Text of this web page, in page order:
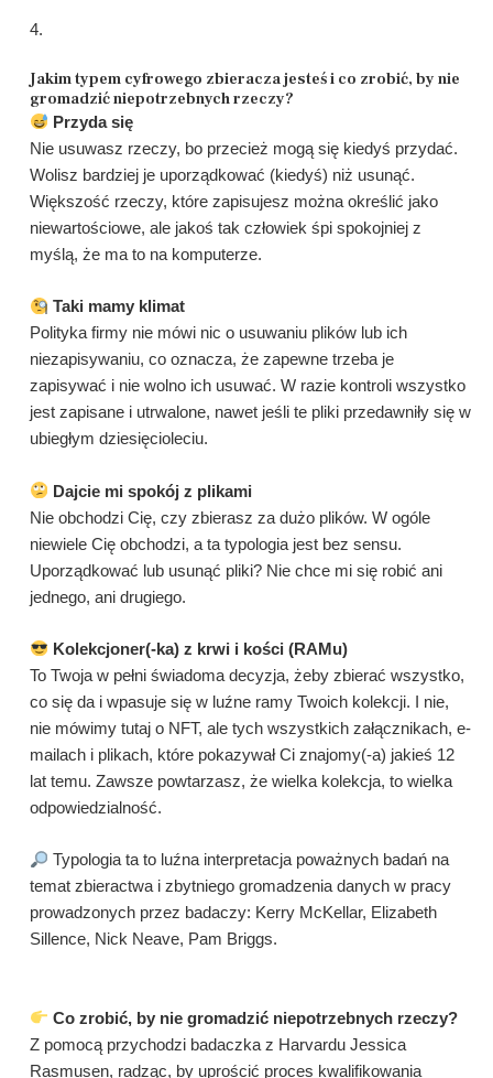
4.
Jakim typem cyfrowego zbieracza jesteś i co zrobić, by nie
gromadzić niepotrzebnych rzeczy?
Przyda się
Nie usuwasz rzeczy, bo przecież mogą się kiedyś przydać.
Wolisz bardziej je uporządkować (kiedyś) niż usunąć.
Większość rzeczy, które zapisujesz można określić jako
niewartościowe, ale jakoś tak człowiek śpi spokojniej z
myślą, że ma to na komputerze.
Taki mamy klimat
Polityka firmy nie mówi nic o usuwaniu plików lub ich
niezapisywaniu, co oznacza, że zapewne trzeba je
zapisywać i nie wolno ich usuwać. W razie kontroli wszystko
jest zapisane i utrwalone, nawet jeśli te pliki przedawniły się w
ubiegłym dziesięcioleciu.
Dajcie mi spokój z plikami
Nie obchodzi Cię, czy zbierasz za dużo plików. W ogóle
niewiele Cię obchodzi, a ta typologia jest bez sensu.
Uporządkować lub usunąć pliki? Nie chce mi się robić ani
jednego, ani drugiego.
Kolekcjoner(-ka) z krwi i kości (RAMu)
To Twoja w pełni świadoma decyzja, żeby zbierać wszystko,
co się da i wpasuje się w luźne ramy Twoich kolekcji. I nie,
nie mówimy tutaj o NFT, ale tych wszystkich załącznikach, e-
mailach i plikach, które pokazywał Ci znajomy(-a) jakieś 12
lat temu. Zawsze powtarzasz, że wielka kolekcja, to wielka
odpowiedzialność.
Typologia ta to luźna interpretacja poważnych badań na
temat zbieractwa i zbytniego gromadzenia danych w pracy
prowadzonych przez badaczy: Kerry McKellar, Elizabeth
Sillence, Nick Neave, Pam Briggs.
Co zrobić, by nie gromadzić niepotrzebnych rzeczy?
Z pomocą przychodzi badaczka z Harvardu Jessica
Rasmusen, radząc, by uprościć proces kwalifikowania